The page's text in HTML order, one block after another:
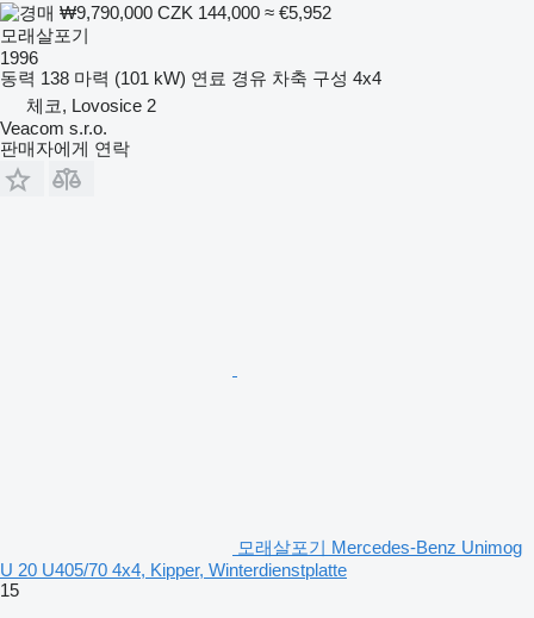
₩9,790,000 CZK 144,000 ≈ €5,952
모래살포기
1996
동력 138 마력 (101 kW) 연료 경유 차축 구성 4x4
체코, Lovosice 2
Veacom s.r.o.
판매자에게 연락
모래살포기 Mercedes-Benz Unimog
U 20 U405/70 4x4, Kipper, Winterdienstplatte
15